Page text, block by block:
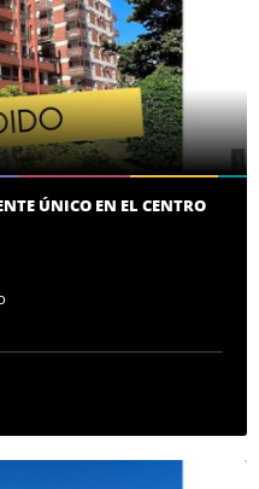
ÚNICO EN EL CENTRO